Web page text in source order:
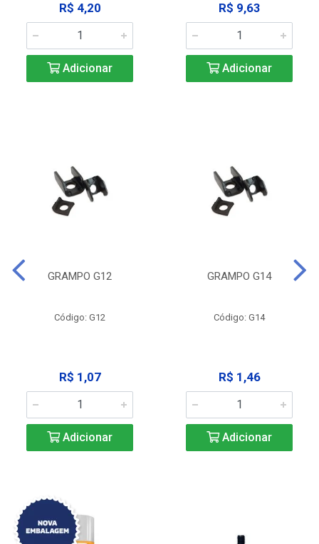
R$ 4,20
Adicionar
R$ 9,63
Adicionar
GRAMPO G12
Código: G12
R$ 1,07
Adicionar
GRAMPO G14
Código: G14
R$ 1,46
Adicionar